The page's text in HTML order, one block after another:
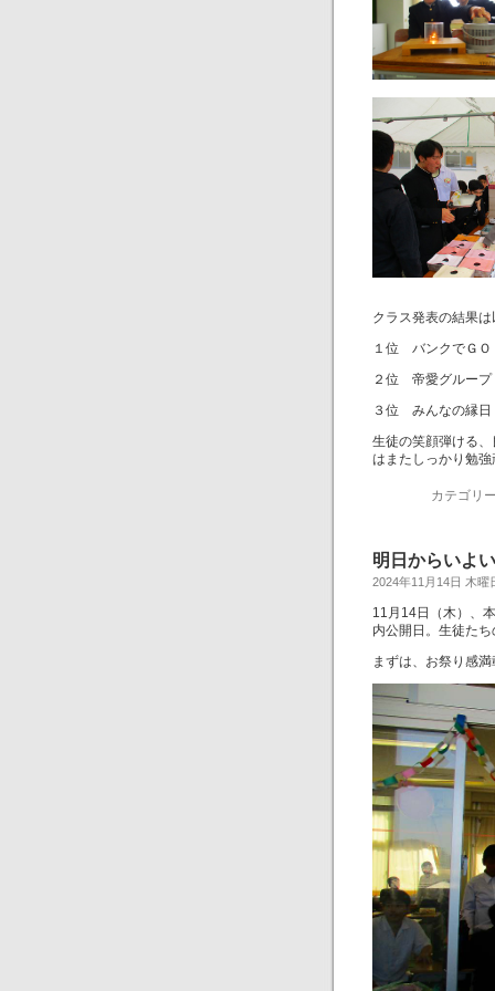
クラス発表の結果
１位 バンクでＧ
２位 帝愛グルー
３位 みんなの縁
生徒の笑顔弾ける
はまたしっかり勉
カテゴリ
明日からいよ
2024年11月14日 木曜
11月14日（木）、
内公開日。生徒た
まずは、お祭り感